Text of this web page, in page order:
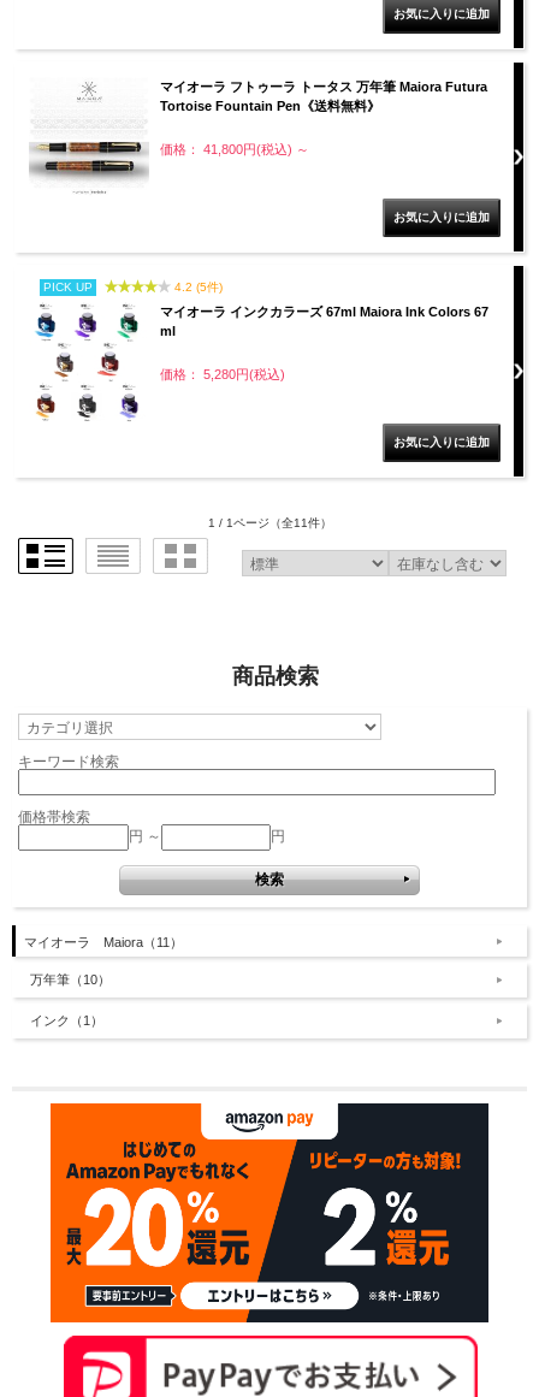
マイオーラ フトゥーラ トータス 万年筆 Maiora Futura
Tortoise Fountain Pen《送料無料》
価格： 41,800円(税込) ～
PICK UP 4.2 (5件)
マイオーラ インクカラーズ 67ml Maiora Ink Colors 67
ml
価格： 5,280円(税込)
1 / 1ページ （全11件）
商品検索
キーワード検索
価格帯検索
円 ～
円
マイオーラ Maiora（11）
万年筆（10）
インク（1）